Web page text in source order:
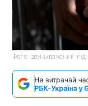
Фото: звинувачений
Не витрачай
РБК-Україна у